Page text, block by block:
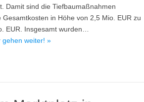
Damit sind die Tiefbaumaßnahmen
in Höhe von 2,5 Mio. EUR zu
EUR. Insgesamt wurden…
weiter! »